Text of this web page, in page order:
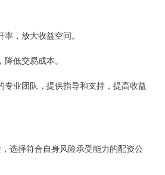
，放大收益空间。
低交易成本。
专业团队，提供指导和支持，提高收益
选择符合自身风险承受能力的配资公